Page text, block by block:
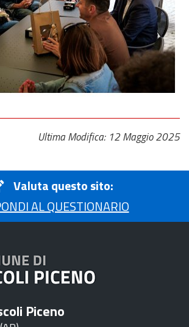
Ultima Modifica: 12 Maggio 2025
Valuta questo sito:
AL QUESTIONARIO
Piceno